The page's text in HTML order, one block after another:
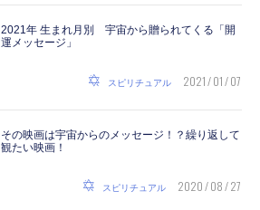
2021年 生まれ月別 宇宙から贈られてくる「開
運メッセージ」
スピリチュアル 2021 / 01 / 07
その映画は宇宙からのメッセージ！？繰り返して
観たい映画！
スピリチュアル 2020 / 08 / 27